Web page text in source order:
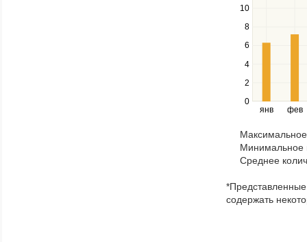
янв фев
0
2
4
6
8
10
navigate
series.
Use
the
and
right
navigate
through
items
a
series.
Минимальное
Среднее
содержать